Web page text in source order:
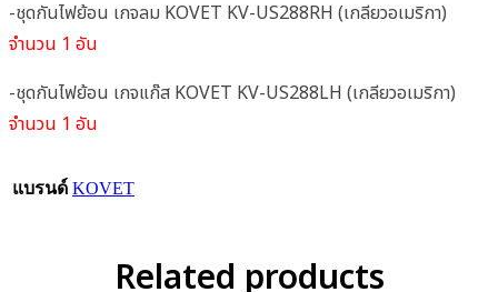
-ชุดกันไฟย้อน เกจลม KOVET KV-US288RH (เกลียวอเมริกา)
จำนวน 1 อัน
-ชุดกันไฟย้อน เกจแก๊ส KOVET KV-US288LH (เกลียวอเมริกา)
จำนวน 1 อัน
แบรนด์ KOVET
Related products